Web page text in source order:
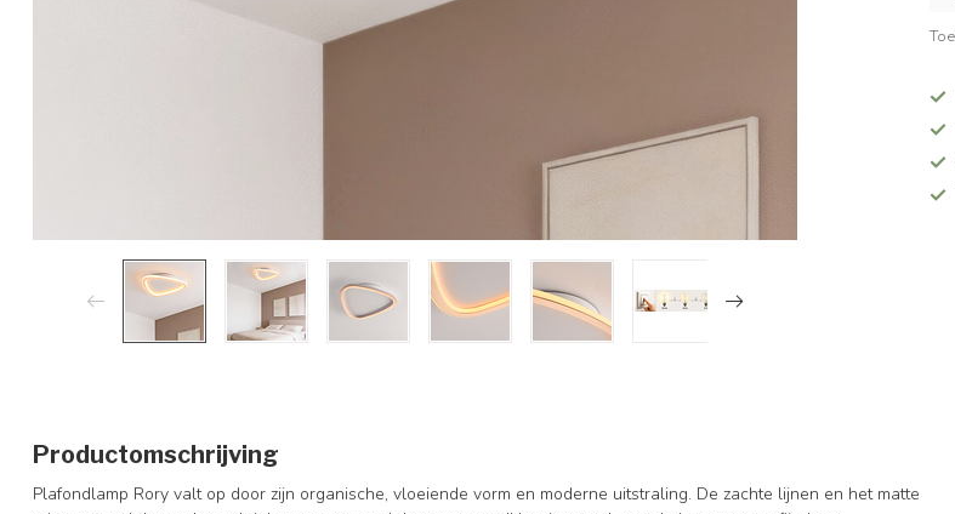
Productomschrijving
Plafondlamp Rory valt op door zijn organische, vloeiende vorm en moderne uitstraling. De zachte lijnen en het matte